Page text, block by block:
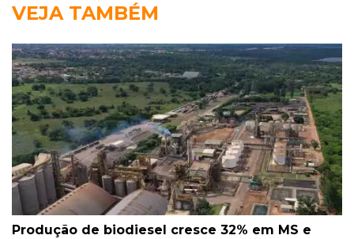
VEJA TAMBÉM
Produção de biodiesel cresce 32% em MS e